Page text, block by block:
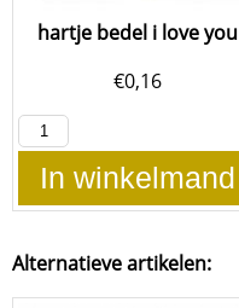
hartje bedel i love you
€0,16
In winkelmand
Alternatieve artikelen: